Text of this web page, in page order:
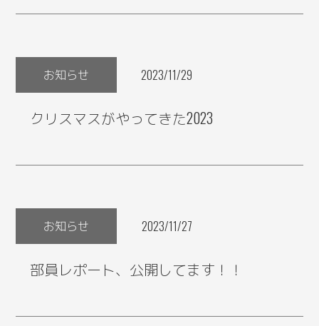
2023/11/29
お知らせ
クリスマスがやってきた2023
2023/11/27
お知らせ
部員レポート、公開してます！！